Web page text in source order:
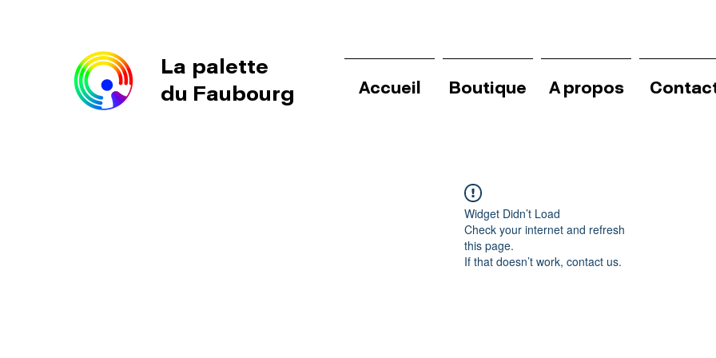
Accueil Boutique A propos
La palette
du Faubourg
Widget Didn’t Load
Check your internet and refresh
this page.
If that doesn’t work, contact us.